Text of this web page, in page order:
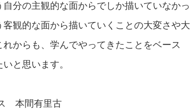
分の主観的な面からでしか描いていなかっ
観的な面から描いていくことの大変さや大
からも、学んでやってきたことをベース
と思います。
本間有里古